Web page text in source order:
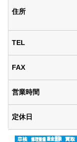
住所
TEL
FAX
営業時間
定休日